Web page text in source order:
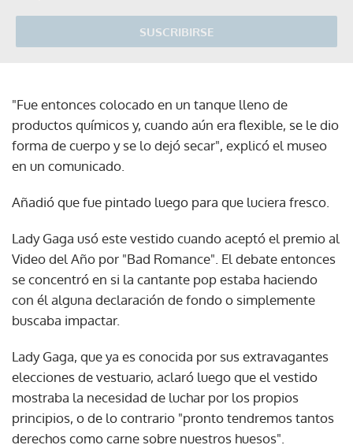
SUSCRIBIRSE
"Fue entonces colocado en un tanque lleno de
productos químicos y, cuando aún era flexible, se le dio
forma de cuerpo y se lo dejó secar", explicó el museo
en un comunicado.
Añadió que fue pintado luego para que luciera fresco.
Lady Gaga usó este vestido cuando aceptó el premio al
Video del Año por "Bad Romance". El debate entonces
se concentró en si la cantante pop estaba haciendo
con él alguna declaración de fondo o simplemente
buscaba impactar.
Lady Gaga, que ya es conocida por sus extravagantes
elecciones de vestuario, aclaró luego que el vestido
mostraba la necesidad de luchar por los propios
principios, o de lo contrario "pronto tendremos tantos
derechos como carne sobre nuestros huesos".